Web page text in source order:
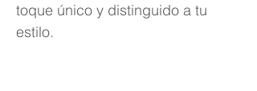
toque único y distinguido a tu
estilo.